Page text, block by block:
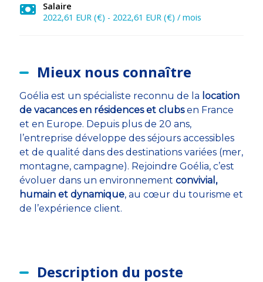
Salaire
2022,61 EUR (€) - 2022,61 EUR (€) / mois
Mieux nous connaître
Goélia est un spécialiste reconnu de la location
de vacances en résidences et clubsen France
et en Europe. Depuis plus de 20 ans,
l’entreprise développe des séjours accessibles
et de qualité dans des destinations variées (mer,
montagne, campagne). Rejoindre Goélia, c’est
évoluer dans un environnement convivial,
humain et dynamique, au cœur du tourisme et
de l’expérience client.
Description du poste